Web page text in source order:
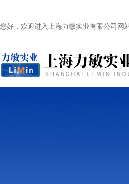
您好，欢迎进入上海力敏实业有限公司网